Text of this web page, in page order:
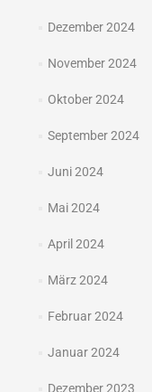
Dezember 2024
November 2024
Oktober 2024
September 2024
Juni 2024
Mai 2024
April 2024
März 2024
Februar 2024
Januar 2024
Dezember 2023